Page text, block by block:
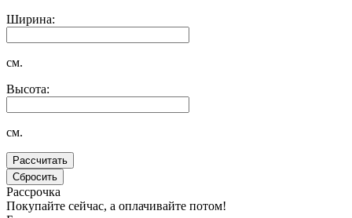
Ширина:
см.
Высота:
см.
Рассрочка
Покупайте сейчас, а оплачивайте потом!